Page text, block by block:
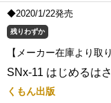
◆2020/1/22発売
残りわずか
【メーカー在庫より取
SNx-11 はじめるは
くもん出版